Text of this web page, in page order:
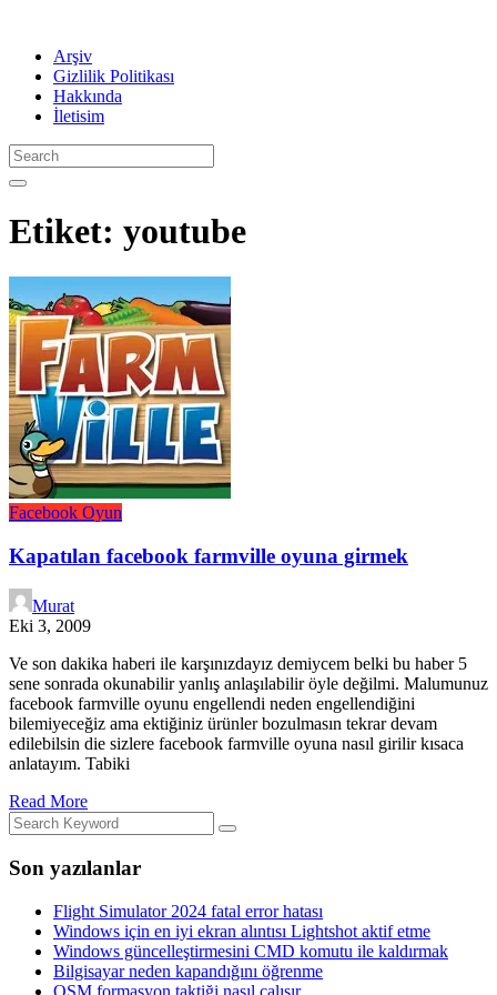
Arşiv
Gizlilik Politikası
Hakkında
İletisim
Etiket: youtube
Facebook Oyun
Kapatılan facebook farmville oyuna girmek
Murat
Eki 3, 2009
Ve son dakika haberi ile karşınızdayız demiycem belki bu haber 5
sene sonrada okunabilir yanlış anlaşılabilir öyle değilmi. Malumunuz
facebook farmville oyunu engellendi neden engellendiğini
bilemiyeceğiz ama ektiğiniz ürünler bozulmasın tekrar devam
edilebilsin die sizlere facebook farmville oyuna nasıl girilir kısaca
anlatayım. Tabiki
Read More
Son yazılanlar
Flight Simulator 2024 fatal error hatası
Windows için en iyi ekran alıntısı Lightshot aktif etme
Windows güncelleştirmesini CMD komutu ile kaldırmak
Bilgisayar neden kapandığını öğrenme
OSM formasyon taktiği nasıl çalışır